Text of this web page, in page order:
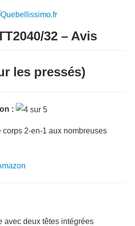
32 – Avis
les pressés)
:
corps 2-en-1 aux nombreuses
avec deux têtes intégrées